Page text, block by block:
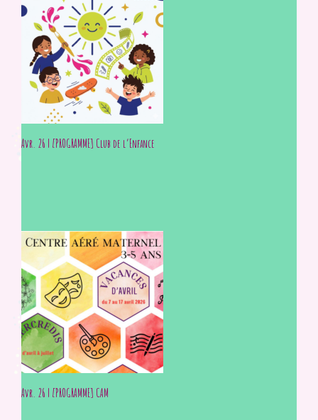
Avr. 26 | [PROGRAMME] Club de l’Enfance
Avr. 26 | [PROGRAMME] CAM